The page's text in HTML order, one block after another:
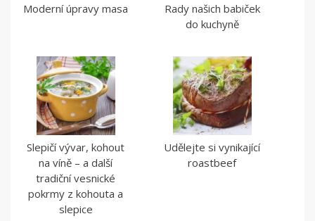
Moderní úpravy masa
Rady našich babiček
do kuchyně
Slepičí vývar, kohout
na víně – a další
tradiční vesnické
pokrmy z kohouta a
slepice
Udělejte si vynikající
roastbeef